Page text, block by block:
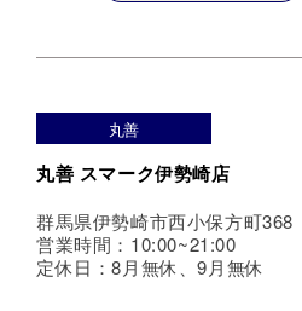
丸善
丸善 スマーク伊勢崎店
群馬県伊勢崎市西小保方町
営業時間：10:00~21:00
定休日：8月無休、9月無休